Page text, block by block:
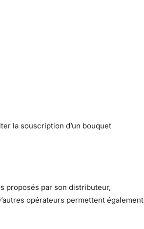
la souscription d’un bouquet
proposés par son distributeur,
opérateurs permettent également